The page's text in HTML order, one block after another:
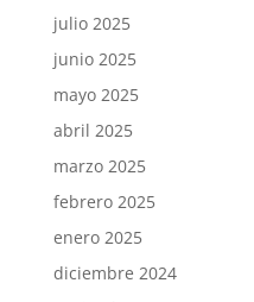
julio 2025
junio 2025
mayo 2025
abril 2025
marzo 2025
febrero 2025
enero 2025
diciembre 2024